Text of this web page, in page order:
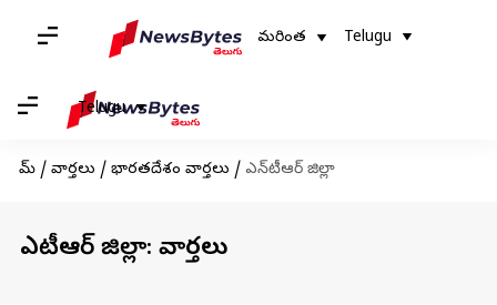
మరింత Telugu
Telugu
హోమ్ / వార్తలు / భారతదేశం వార్తలు / ఎన్‌టీఆర్ జిల్లా
ఎన్‌టీఆర్ జిల్లా: వార్తలు